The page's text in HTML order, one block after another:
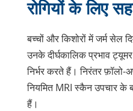
रोगियों के लिए
बच्चों और किशोरों में जर्म सेल
उनके दीर्घकालिक प्रभाव
निर्भर करते हैं। निरंतर
नियमित MRI स्कैन उपचार के
हैं।